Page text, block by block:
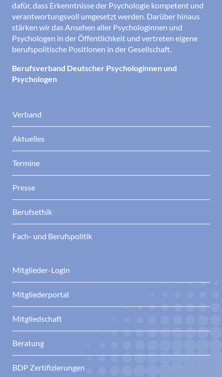
dafür, dass Erkenntnisse der Psychologie kompetent und
verantwortungsvoll umgesetzt werden. Darüber hinaus
stärken wir das Ansehen aller Psychologinnen und
Psychologen in der Öffentlichkeit und vertreten eigene
berufspolitische Positionen in der Gesellschaft.
Berufsverband Deutscher Psychologinnen und
Psychologen
Verband
Aktuelles
Termine
Presse
Berufsethik
Fach- und Berufspolitik
Mitglieder-Login
Mitgliederportal
Mitgliedschaft
Beratung
BDP Zertifizierungen